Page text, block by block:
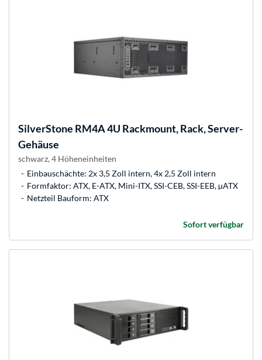
SilverStone RM4A 4U Rackmount, Rack, Server-
Gehäuse
schwarz, 4 Höheneinheiten
Einbauschächte: 2x 3,5 Zoll intern, 4x 2,5 Zoll intern
Formfaktor: ATX, E-ATX, Mini-ITX, SSI-CEB, SSI-EEB, µATX
Netzteil Bauform: ATX
Sofort verfügbar